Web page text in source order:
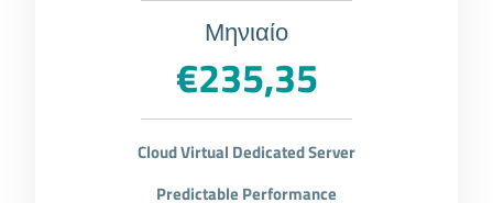
Μηνιαίο
€235,35
Cloud Virtual Dedicated Server
Predictable Performance